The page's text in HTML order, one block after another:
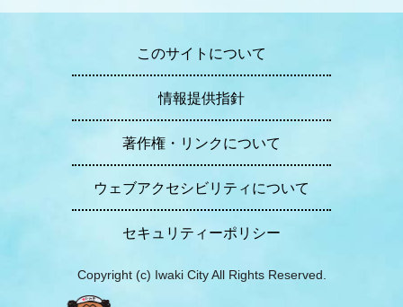
このサイトについて
情報提供指針
著作権・リンクについて
ウェブアクセシビリティについて
セキュリティーポリシー
Copyright (c) Iwaki City All Rights Reserved.